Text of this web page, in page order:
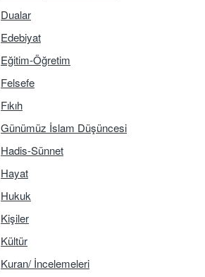
Dualar
Edebiyat
Eğitim-Öğretim
Felsefe
Fıkıh
Günümüz İslam Düşüncesi
Hadis-Sünnet
Hayat
Hukuk
Kişiler
Kültür
Kuran/ İncelemeleri